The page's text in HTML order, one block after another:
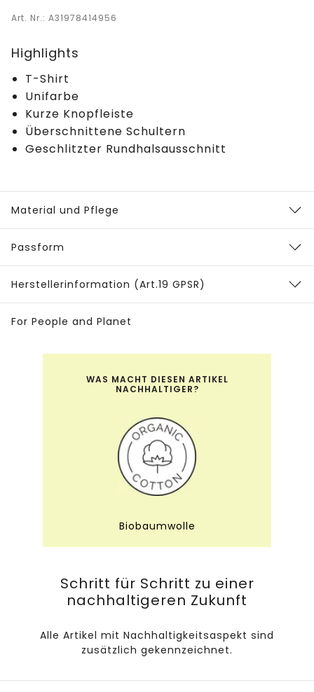
Art. Nr.: A31978414956
Highlights
T-Shirt
Unifarbe
Kurze Knopfleiste
Überschnittene Schultern
Geschlitzter Rundhalsausschnitt
Material und Pflege
Passform
Herstellerinformation (Art.19 GPSR)
For People and Planet
WAS MACHT DIESEN ARTIKEL
NACHHALTIGER?
Biobaumwolle
Schritt für Schritt zu einer
nachhaltigeren Zukunft
Alle Artikel mit Nachhaltigkeitsaspekt sind
zusätzlich gekennzeichnet.